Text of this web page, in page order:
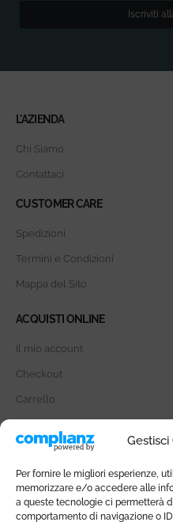
Gestisci
Per fornire le migliori esperienze,
memorizzare e/o accedere alle
a queste tecnologie ci permetterà
comportamento di navigazione o
Iscriviti
L'AZIENDA
Chi Siamo
Contattaci
CUSTOMER CARE
Spedizioni
Termini e Condizioni
Mappa del Sito
ACQUISTI ONLINE
Il mio account
Checkout
Carrello
SOCIAL MEDIA